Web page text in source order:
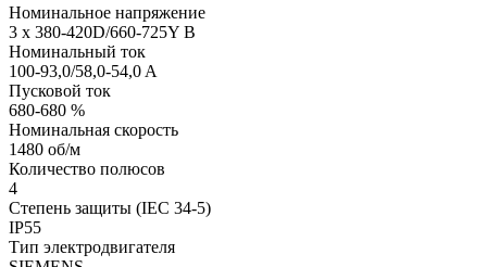
Номинальное напряжение
3 x 380-420D/660-725Y В
Номинальный ток
100-93,0/58,0-54,0 A
Пусковой ток
680-680 %
Номинальная скорость
1480 об/м
Количество полюсов
4
Степень защиты (IEC 34-5)
IP55
Тип электродвигателя